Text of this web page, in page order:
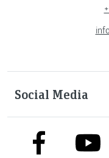
Social Media
link to facebook